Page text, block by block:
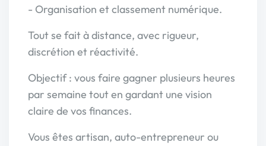
- Organisation et classement numérique.
Tout se fait à distance, avec rigueur,
discrétion et réactivité.
Objectif : vous faire gagner plusieurs heures
par semaine tout en gardant une vision
claire de vos finances.
Vous êtes artisan, auto-entrepreneur ou